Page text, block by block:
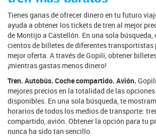
Tienes ganas de ofrecer dinero en tu futuro
ayuda a obtener los tickets de tren al mejor
de Montijo a Castellón. En una sola búsqueda,
cientos de billetes de diferentes transportistas
mejor oferta. A través de Gopili, obtener
¡mientras gastas menos dinero!
Tren. Autobús. Coche compartido. Avión.
mejores precios en la totalidad de las
disponibles. En una sola búsqueda, te
horarios de todos los medios de transporte:
compartido, avión. Obtener la opción para tu
nunca ha sido tan sencillo.